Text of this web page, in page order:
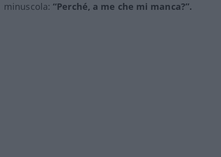
minuscola: “Perché, a me che mi manca?”.